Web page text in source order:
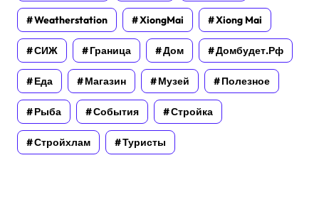
Weatherstation XiongMai Xiong Mai
СИЖ Граница Дом Домбудет.рф
Еда Магазин Музей Полезное
Рыба События Стройка
Стройхлам Туристы